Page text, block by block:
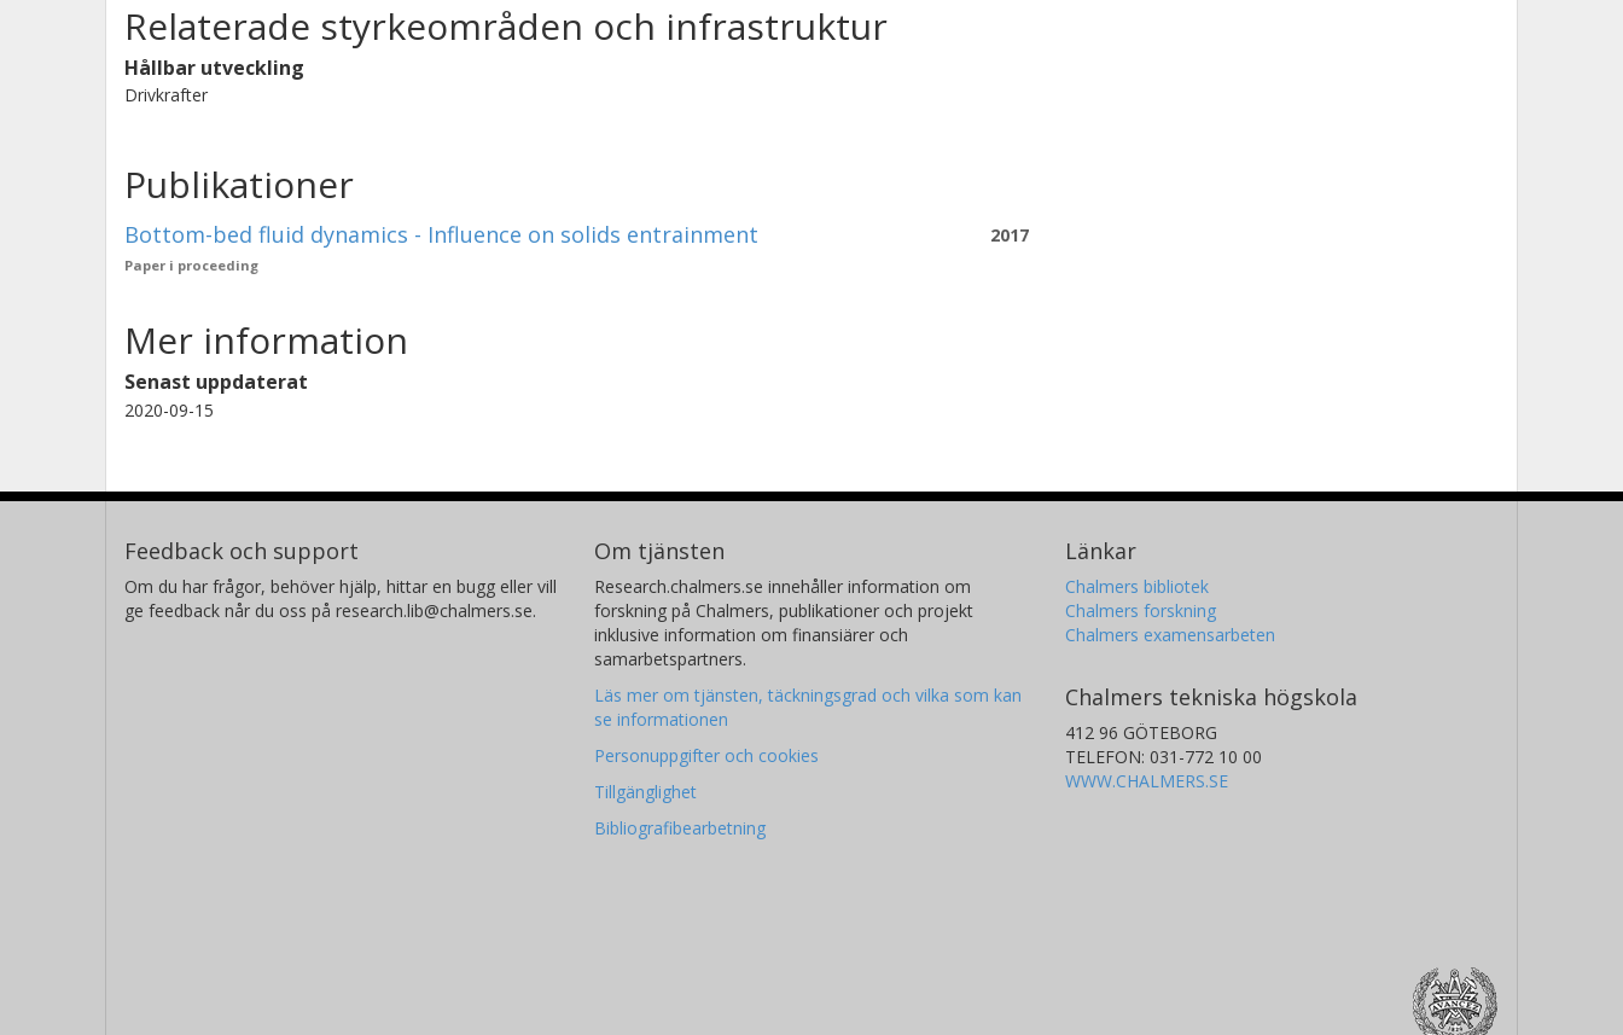
Relaterade styrkeområden och infrastruktur
Hållbar utveckling
Drivkrafter
Publikationer
2017
Bottom-bed fluid dynamics - Influence on solids entrainment
Paper i proceeding
Mer information
Senast uppdaterat
2020-09-15
Feedback och support
Om du har frågor, behöver hjälp, hittar en bugg eller vill
ge feedback når du oss på research.lib@chalmers.se.
Om tjänsten
Research.chalmers.se innehåller information om
forskning på Chalmers, publikationer och projekt
inklusive information om finansiärer och
samarbetspartners.
Läs mer om tjänsten, täckningsgrad och vilka som kan
se informationen
Personuppgifter och cookies
Tillgänglighet
Bibliografibearbetning
Länkar
Chalmers bibliotek
Chalmers forskning
Chalmers examensarbeten
Chalmers tekniska högskola
412 96 GÖTEBORG
TELEFON: 031-772 10 00
WWW.CHALMERS.SE